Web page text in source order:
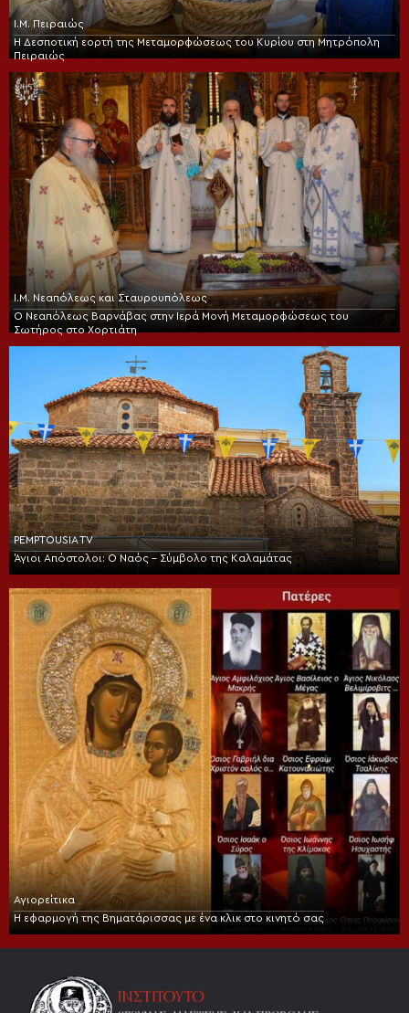
Ι.Μ. Πειραιώς
Η Δεσποτική εορτή της Μεταμορφώσεως του Κυρίου στη Μητρόπολη
Πειραιώς
Ι.Μ. Νεαπόλεως και Σταυρουπόλεως
Ο Νεαπόλεως Βαρνάβας στην Ιερά Μονή Μεταμορφώσεως του
Σωτήρος στο Χορτιάτη
PEMPTOUSIA TV
Άγιοι Απόστολοι: Ο Ναός – Σύμβολο της Καλαμάτας
Αγιορείτικα
Η εφαρμογή της Βηματάρισσας με ένα κλικ στο κινητό σας